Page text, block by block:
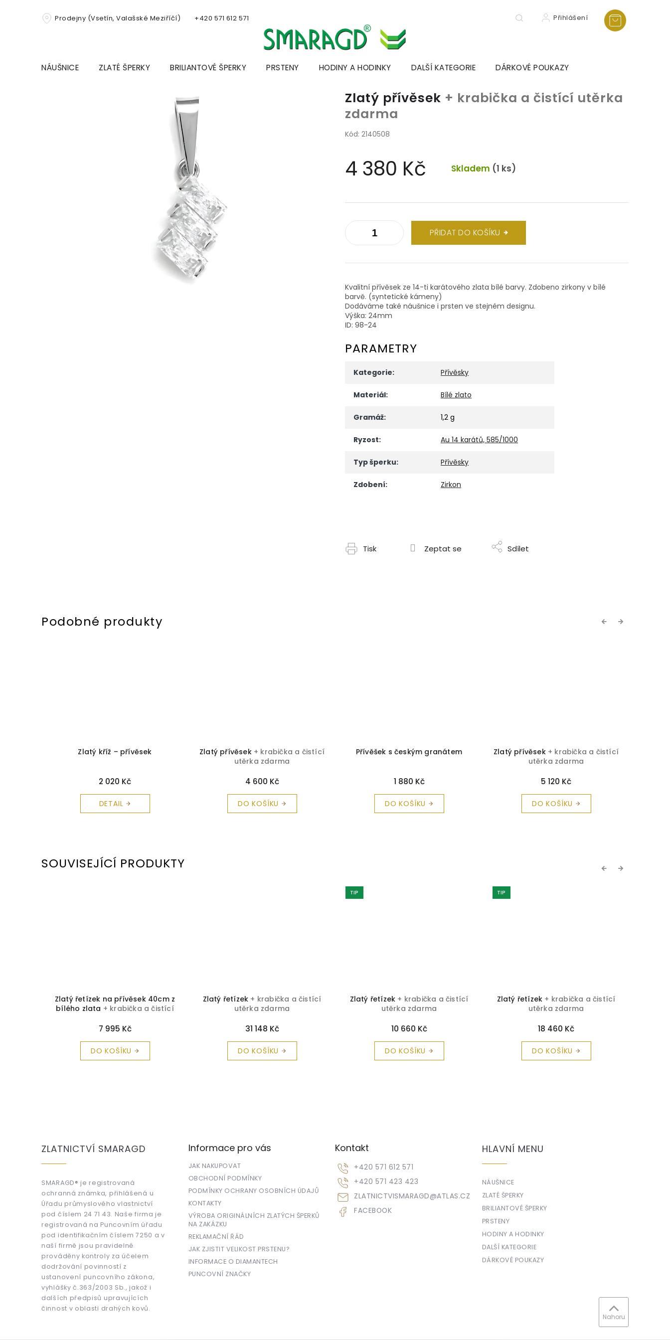
Prodejny (Vsetín, Valašské Meziříčí) +420 571 612 571 Přihlášení
NÁUŠNICE ZLATÉ ŠPERKY BRILIANTOVÉ ŠPERKY PRSTENY HODINY A HODINKY DALŠÍ KATEGORIE DÁRKOVÉ POUKAZY
Zlatý přívěsek + krabička a čistící utěrka
zdarma
Kód: 2140508
4 380 Kč Skladem (1 ks)
PŘIDAT DO KOŠÍKU
Kvalitní přívěsek ze 14-ti karátového zlata bílé barvy. Zdobeno zirkony v bílé
barvě. (syntetické kámeny)
Dodáváme také náušnice i prsten ve stejném designu.
Výška: 24mm
ID: 98-24
PARAMETRY
Kategorie: Přívěsky
Materiál: Bílé zlato
Gramáž: 1,2 g
Ryzost: Au 14 karátů, 585/1000
Typ šperku: Přívěsky
Zdobení: Zirkon
Tisk Zeptat se Sdílet
Previous
Zlatý kříž – přívěsek
2 020 Kč
DETAIL
Zlatý přívěsek + krabička a čistící
utěrka zdarma
4 600 Kč
DO KOŠÍKU
Přívěšek s českým granátem
1 880 Kč
DO KOŠÍKU
Zlatý přívěsek + krabička a čistící
utěrka zdarma
5 120 Kč
DO KOŠÍKU
Next
SOUVISEJÍCÍ PRODUKTY Previous
Zlatý řetízek na přívěsek 40cm z
bílého zlata + krabička a čistící
7 995 Kč
DO KOŠÍKU
Zlatý řetízek + krabička a čistící
utěrka zdarma
31 148 Kč
DO KOŠÍKU
TIP
Zlatý řetízek + krabička a čistící
utěrka zdarma
10 660 Kč
DO KOŠÍKU
TIP
Zlatý řetízek + krabička a čistící
utěrka zdarma
18 460 Kč
DO KOŠÍKU
Next
ZLATNICTVÍ SMARAGD
SMARAGD® je registrovaná
ochranná známka, přihlášená u
Úřadu průmyslového vlastnictví
pod číslem 24 71 43. Naše firma je
registrovaná na Puncovním úřadu
pod identifikačním číslem 7250 a v
naší firmě jsou pravidelně
prováděny kontroly za účelem
dodržování povinností z
ustanovení puncovního zákona,
vyhlášky č.363/2003 Sb., jakož i
dalších předpisů upravujících
činnost v oblasti drahých kovů.
Informace pro vás
JAK NAKUPOVAT
OBCHODNÍ PODMÍNKY
PODMÍNKY OCHRANY OSOBNÍCH ÚDAJŮ
KONTAKTY
VÝROBA ORIGINÁLNÍCH ZLATÝCH ŠPERKŮ
NA ZAKÁZKU
REKLAMAČNÍ ŘÁD
JAK ZJISTIT VELIKOST PRSTENU?
INFORMACE O DIAMANTECH
PUNCOVNÍ ZNAČKY
Kontakt
ZLATNICTVISMARAGD@ATLAS.CZ
+420 571 612 571
+420 571 423 423
FACEBOOK
HLAVNÍ MENU
NÁUŠNICE
ZLATÉ ŠPERKY
BRILIANTOVÉ ŠPERKY
PRSTENY
HODINY A HODINKY
DALŠÍ KATEGORIE
DÁRKOVÉ POUKAZY
Nahoru